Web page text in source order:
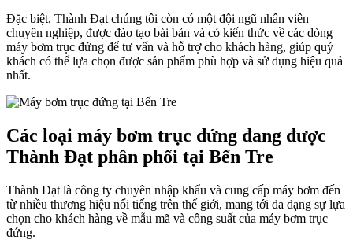
Đặc biệt, Thành Đạt chúng tôi còn có một đội ngũ nhân viên
chuyên nghiệp, được đào tạo bài bản và có kiến thức về các dòng
máy bơm trục đứng để tư vấn và hỗ trợ cho khách hàng, giúp quý
khách có thể lựa chọn được sản phẩm phù hợp và sử dụng hiệu quả
nhất.
Các loại máy bơm trục đứng đang được
Thành Đạt phân phối tại Bến Tre
Thành Đạt là công ty chuyên nhập khẩu và cung cấp máy bơm đến
từ nhiều thương hiệu nổi tiếng trên thế giới, mang tới đa dạng sự lựa
chọn cho khách hàng về mẫu mã và công suất của máy bơm trục
đứng.